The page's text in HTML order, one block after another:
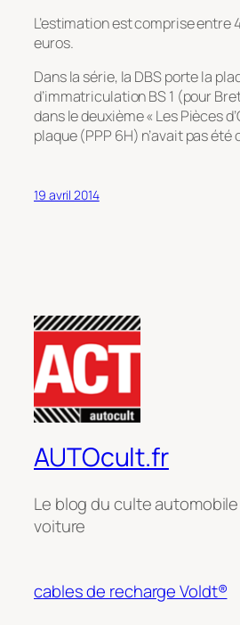
L’estimation est comprise entre
euros.
Dans la série, la DBS porte la
d’immatriculation BS 1 (pour
dans le deuxième « Les Pièces
plaque (PPP 6H) n’avait pas été
19 avril 2014
AUTOcult.fr
Le blog du culte
voiture
cables de recharge Voldt®